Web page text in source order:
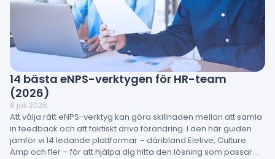
14 bästa eNPS-verktygen för HR-team
(2026)
8 juli 2026
Att välja rätt eNPS-verktyg kan göra skillnaden mellan att samla
in feedback och att faktiskt driva förändring. I den här guiden
jämför vi 14 ledande plattformar – däribland Eletive, Culture
Amp och fler – för att hjälpa dig hitta den lösning som passar